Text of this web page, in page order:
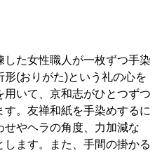
た女性職人が一枚ずつ手染
(おりがた)という礼の心を
いて、京和志がひとつずつ
。友禅和紙を手染めするに
やヘラの角度、力加減な
ます。また、手間の掛かる